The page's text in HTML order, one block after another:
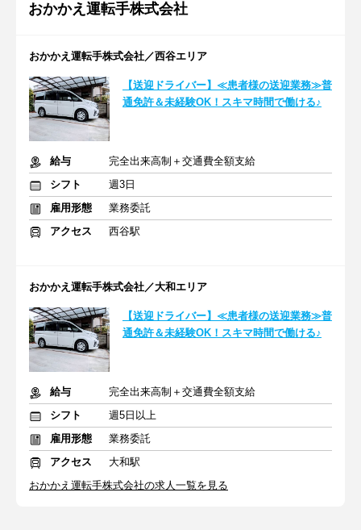
おかかえ運転手株式会社
おかかえ運転手株式会社／西谷エリア
【送迎ドライバー】≪患者様の送迎業務≫普
通免許＆未経験OK！スキマ時間で働ける♪
給与
完全出来高制＋交通費全額支給
シフト
週3日
雇用形態
業務委託
アクセス
西谷駅
おかかえ運転手株式会社／大和エリア
【送迎ドライバー】≪患者様の送迎業務≫普
通免許＆未経験OK！スキマ時間で働ける♪
給与
完全出来高制＋交通費全額支給
シフト
週5日以上
雇用形態
業務委託
アクセス
大和駅
おかかえ運転手株式会社の求人一覧を見る